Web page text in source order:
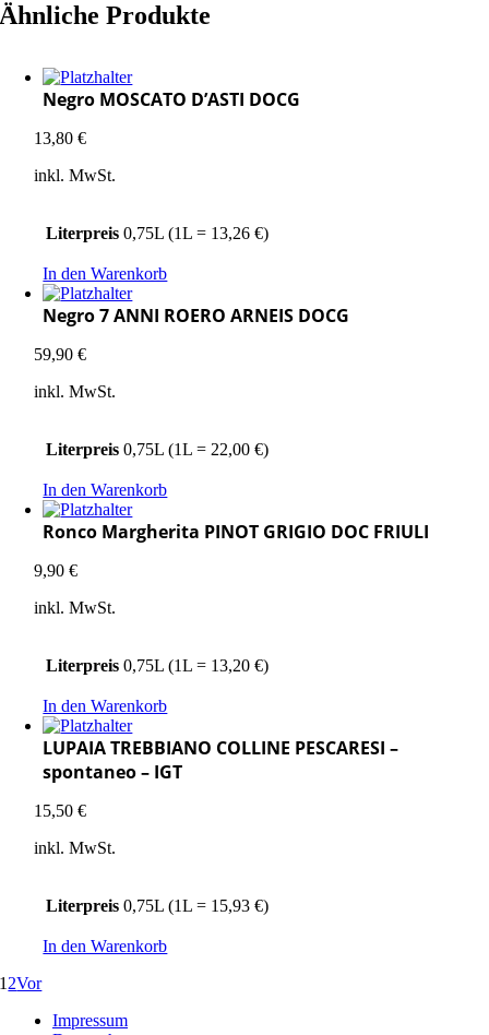
Ähnliche Produkte
Negro MOSCATO D’ASTI DOCG
13,80€
inkl. MwSt.
Literpreis 0,75L (1L = 13,26 €)
In den Warenkorb
Negro 7 ANNI ROERO ARNEIS DOCG
59,90€
inkl. MwSt.
Literpreis 0,75L (1L = 22,00 €)
In den Warenkorb
Ronco Margherita PINOT GRIGIO DOC FRIULI
9,90€
inkl. MwSt.
Literpreis 0,75L (1L = 13,20 €)
In den Warenkorb
LUPAIA TREBBIANO COLLINE PESCARESI –
spontaneo – IGT
15,50€
inkl. MwSt.
Literpreis 0,75L (1L = 15,93 €)
In den Warenkorb
1 2Vor
Impressum